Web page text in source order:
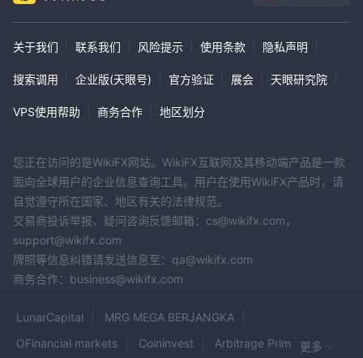
关于我们 联系我们 风险提示 使用条款 隐私声明
搜索调用 企业版(天眼号) 官方验证 展会 天眼研究院
VPS使用帮助 商务合作 地区划分
您正在访问的是WikiFX网站。WikiFX互联网及其移动端产品是一款
面向全球用户的企业信息查询工具。用户在使用WikiFX产品时，请
自觉遵守所在国家、地区有关的法律规范。
交易商投诉举报、疑问咨询反馈邮箱：cs@wikifx.com，
support@wikifx.com
牌照等信息纠错请发送信息至：qa@wikifx.com
商务合作：business@wikifx.com
LunarCapital
MRG MEGA BERJANGKA
OFinancial markets
Coininvest Arbitrage Prime 更多